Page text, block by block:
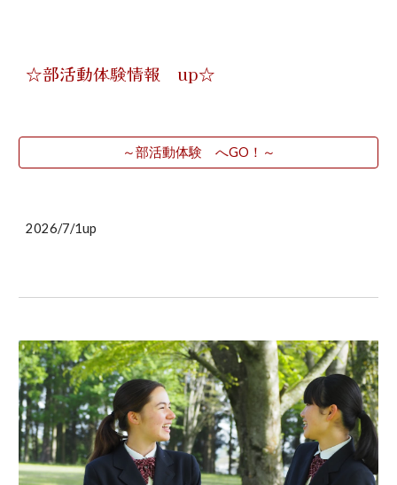
☆部活動体験情報 up☆
～部活動体験 へGO！～
2026/7/1up